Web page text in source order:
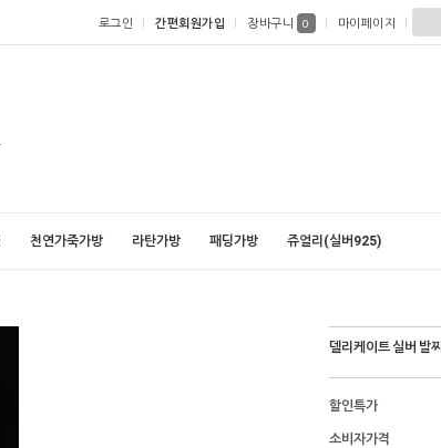
로그인 간편회원가입 장바구니 0 마이페이지
천연가죽가방 라탄가방 패딩가방 쥬얼리(실버925)
델리케이트 실버 발찌
할인특가
소비자가격